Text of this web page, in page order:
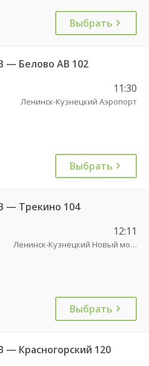
Выбрать
— Белово АВ 102
11:30
Ленинск-Кузнецкий Аэропорт
Выбрать
— Трекино 104
12:11
Ленинск-Кузнецкий Новый мост
Выбрать
— Красногорский 120